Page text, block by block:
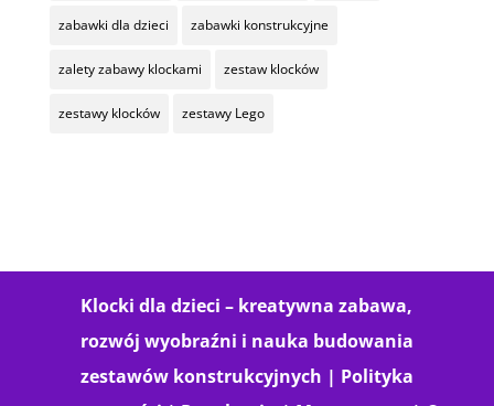
zabawki dla dzieci zabawki konstrukcyjne
zalety zabawy klockami zestaw klocków
zestawy klocków zestawy Lego
Klocki dla dzieci – kreatywna zabawa,
rozwój wyobraźni i nauka budowania
zestawów konstrukcyjnych | Polityka